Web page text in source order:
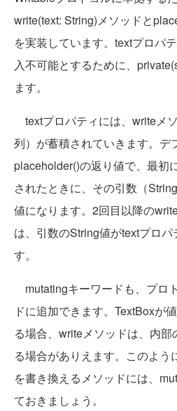
write(text: String)メソッドと
を実装しています。textプロパ
入不可能とするために、
ます。
textプロパティには、writeメ
列）が蓄積されていきます。デ
placeholder()の返り値で、最初
されたときに、その引数（
値になります。2回目以降の
は、引数のString値がtextプロ
す。
mutatingキーワードも、プロ
ドに追加できます。TextBoxが
る場合、writeメソッドは、内部
る場合がありえます。このよう
を書き換えるメソッドには、
ておきましょう。